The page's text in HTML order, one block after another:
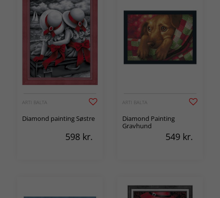
ARTI BALTA
Diamond painting Søstre
598 kr.
ARTI BALTA
Diamond Painting
Gravhund
549 kr.